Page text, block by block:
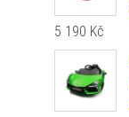
5 190 Kč